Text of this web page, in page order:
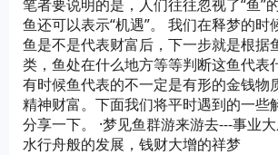
笔者要说明的是，人们往往忽视了“鱼”
鱼还可以表示“机遇”。 我们在释梦的时
鱼是不是代表财富后，下一步就是根据
类，鱼处在什么地方等等判断这鱼代表
有时候鱼代表的不一定是有形的金钱物
精神财富。下面我们将平时遇到的一些
分享一下。 ·梦见鱼群游来游去---事业
水行舟般的发展，钱财大增的祥梦